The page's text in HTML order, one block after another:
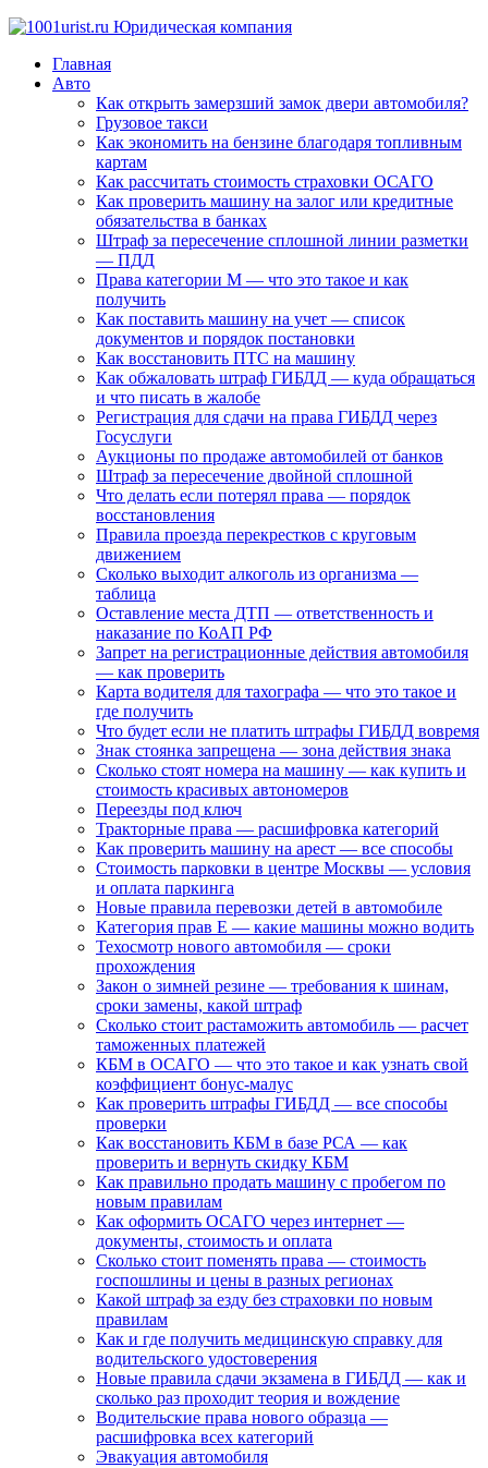
Главная
Авто
Как открыть замерзший замок двери автомобиля?
Грузовое такси
Как экономить на бензине благодаря топливным
картам
Как рассчитать стоимость страховки ОСАГО
Как проверить машину на залог или кредитные
обязательства в банках
Штраф за пересечение сплошной линии разметки
— ПДД
Права категории М — что это такое и как
получить
Как поставить машину на учет — список
документов и порядок постановки
Как восстановить ПТС на машину
Как обжаловать штраф ГИБДД — куда обращаться
и что писать в жалобе
Регистрация для сдачи на права ГИБДД через
Госуслуги
Аукционы по продаже автомобилей от банков
Штраф за пересечение двойной сплошной
Что делать если потерял права — порядок
восстановления
Правила проезда перекрестков с круговым
движением
Сколько выходит алкоголь из организма —
таблица
Оставление места ДТП — ответственность и
наказание по КоАП РФ
Запрет на регистрационные действия автомобиля
— как проверить
Карта водителя для тахографа — что это такое и
где получить
Что будет если не платить штрафы ГИБДД вовремя
Знак стоянка запрещена — зона действия знака
Сколько стоят номера на машину — как купить и
стоимость красивых автономеров
Переезды под ключ
Тракторные права — расшифровка категорий
Как проверить машину на арест — все способы
Стоимость парковки в центре Москвы — условия
и оплата паркинга
Новые правила перевозки детей в автомобиле
Категория прав Е — какие машины можно водить
Техосмотр нового автомобиля — сроки
прохождения
Закон о зимней резине — требования к шинам,
сроки замены, какой штраф
Сколько стоит растаможить автомобиль — расчет
таможенных платежей
КБМ в ОСАГО — что это такое и как узнать свой
коэффициент бонус-малус
Как проверить штрафы ГИБДД — все способы
проверки
Как восстановить КБМ в базе РСА — как
проверить и вернуть скидку КБМ
Как правильно продать машину с пробегом по
новым правилам
Как оформить ОСАГО через интернет —
документы, стоимость и оплата
Сколько стоит поменять права — стоимость
госпошлины и цены в разных регионах
Какой штраф за езду без страховки по новым
правилам
Как и где получить медицинскую справку для
водительского удостоверения
Новые правила сдачи экзамена в ГИБДД — как и
сколько раз проходит теория и вождение
Водительские права нового образца —
расшифровка всех категорий
Эвакуация автомобиля